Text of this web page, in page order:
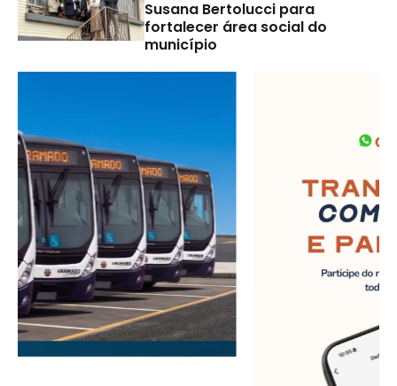
Susana Bertolucci para
fortalecer área social do
município